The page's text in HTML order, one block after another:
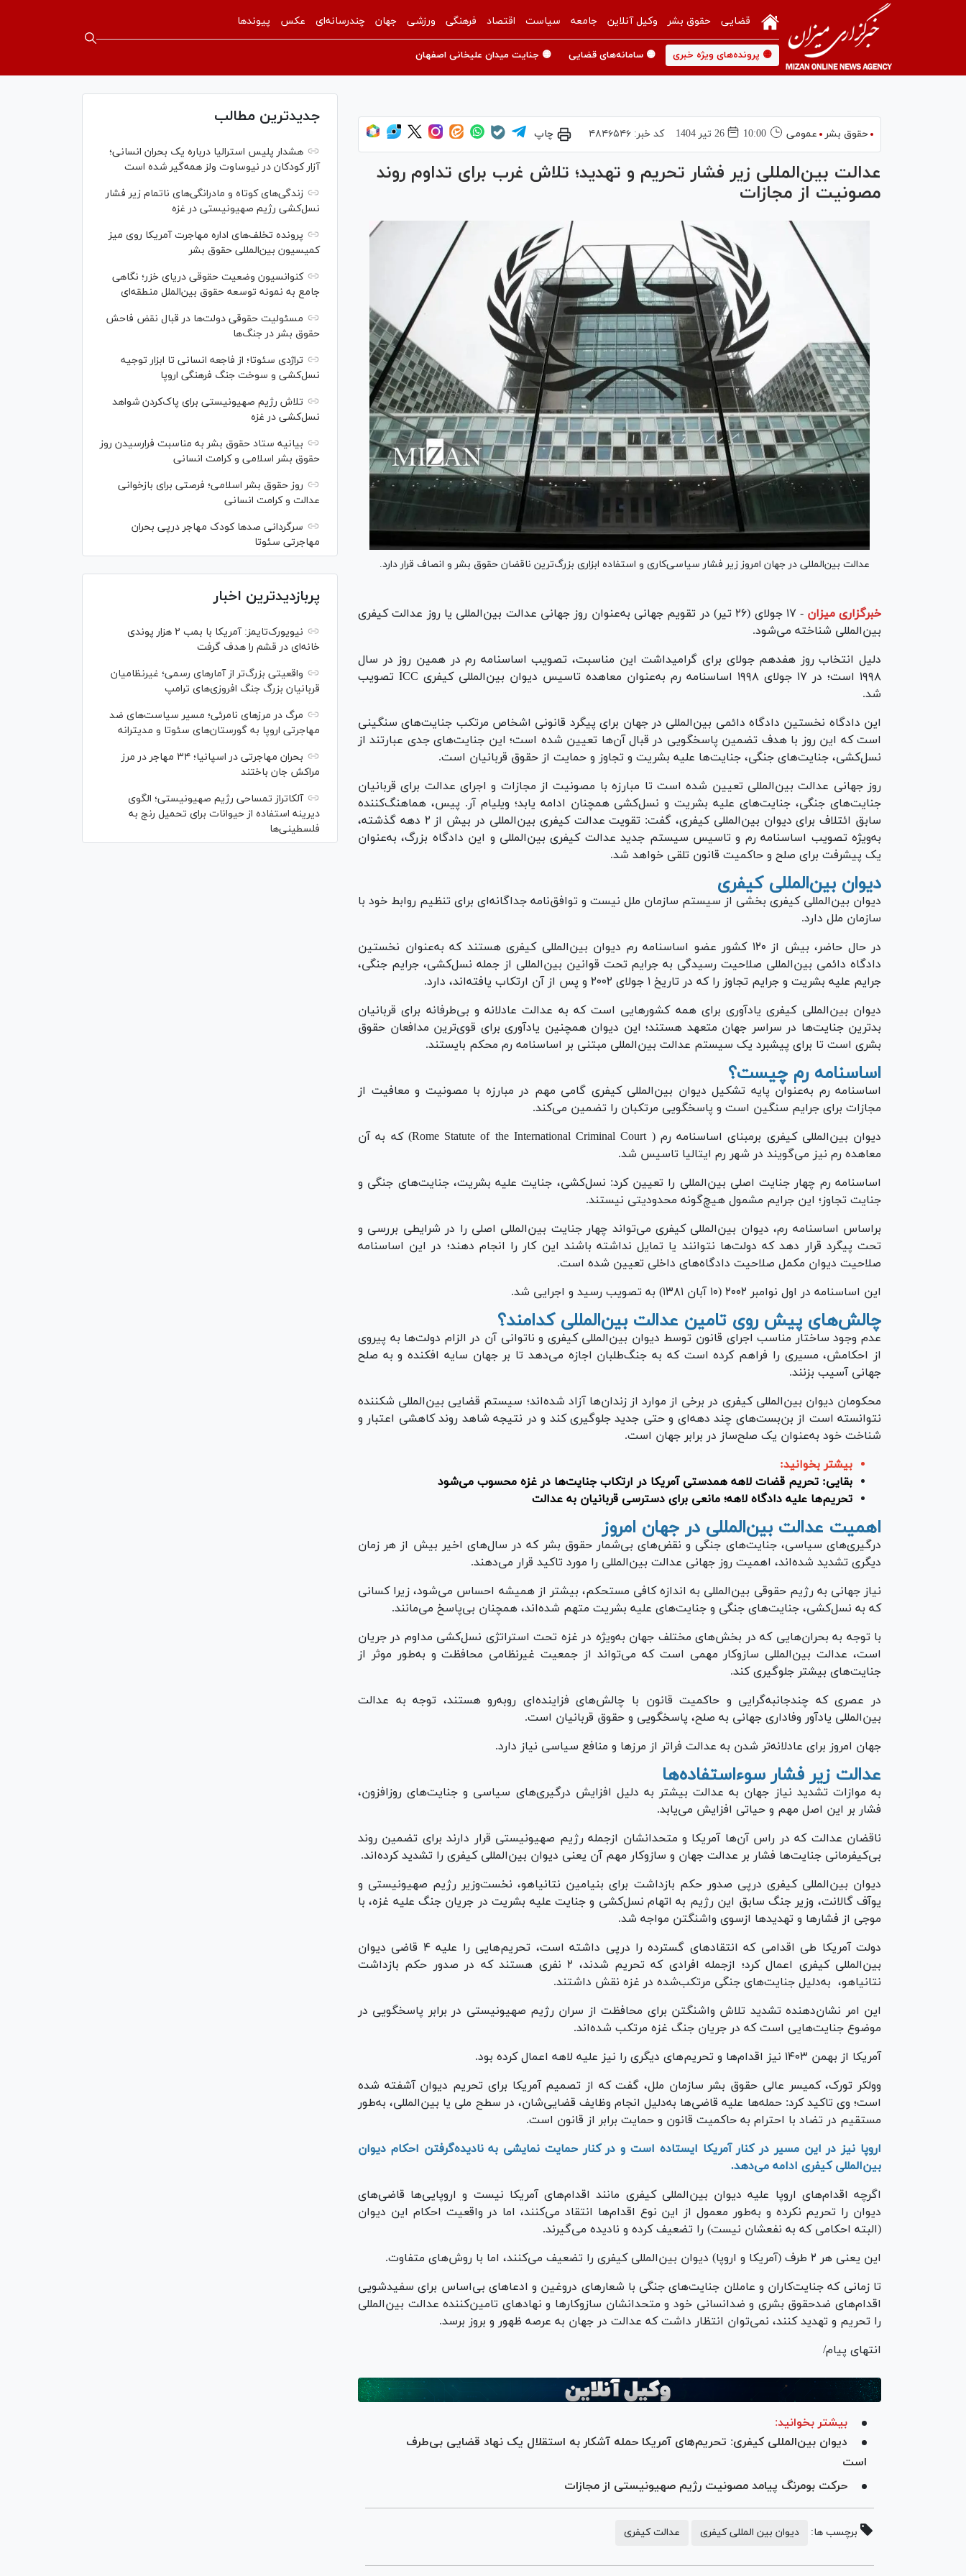
قضایی حقوق بشر وکیل آنلاین جامعه سیاست اقتصاد فرهنگی ورزشی جهان چندرسانه‌ای عکس پیوندها
🟡 پرونده‌های ویژه خبری 🟡 سامانه‌های قضایی 🟡 جنایت میدان علیخانی اصفهان
حقوق بشر عمومی 10:00 26 تير 1404 کد خبر:۴۸۴۶۵۴۶ چاپ
عدالت بین‌المللی زیر فشار تحریم و تهدید؛ تلاش غرب برای تداوم روند
مصونیت از مجازات
عدالت بین‌المللی در جهان امروز زیر فشار سیاسی‌کاری و استفاده ابزاری بزرگ‌ترین ناقضان حقوق بشر و انصاف قرار دارد.
خبرگزاری میزان -
۱۷ جولای (۲۶ تیر) در تقویم جهانی به‌عنوان روز جهانی عدالت بین‌المللی یا روز عدالت کیفری
بین‌المللی شناخته می‌شود.
دلیل انتخاب روز هفدهم جولای برای گرامیداشت این مناسبت، تصویب اساسنامه رم در همین روز در سال
۱۹۹۸ است؛ در ۱۷ جولای ۱۹۹۸ اساسنامه رم به‌عنوان معاهده تاسیس دیوان بین‌المللی کیفری ICC تصویب
شد.
این دادگاه نخستین دادگاه دائمی بین‌المللی در جهان برای پیگرد قانونی اشخاص مرتکب جنایت‌های سنگینی
است که این روز با هدف تضمین پاسخگویی در قبال آن‌ها تعیین شده است؛ این جنایت‌های جدی عبارتند از
نسل‌کشی، جنایت‌های جنگی، جنایت‌ها علیه بشریت و تجاوز و حمایت از حقوق قربانیان است.
روز جهانی عدالت بین‌المللی تعیین شده است تا مبارزه با مصونیت از مجازات و اجرای عدالت برای قربانیان
جنایت‌های جنگی، جنایت‌های علیه بشریت و نسل‌کشی همچنان ادامه یابد؛ ویلیام آر. پیس، هماهنگ‌کننده
سابق ائتلاف برای دیوان بین‌المللی کیفری، گفت: تقویت عدالت کیفری بین‌المللی در بیش از ۲ دهه گذشته،
به‌ویژه تصویب اساسنامه رم و تاسیس سیستم جدید عدالت کیفری بین‌المللی و این دادگاه بزرگ، به‌عنوان
یک پیشرفت برای صلح و حاکمیت قانون تلقی خواهد شد.
دیوان بین‌المللی کیفری
دیوان بین‌المللی کیفری بخشی از سیستم سازمان ملل نیست و توافق‌نامه جداگانه‌ای برای تنظیم روابط خود با
سازمان ملل دارد.
در حال حاضر، بیش از ۱۲۰ کشور عضو اساسنامه رم دیوان بین‌المللی کیفری هستند که به‌عنوان نخستین
دادگاه دائمی بین‌المللی صلاحیت رسیدگی به جرایم تحت قوانین بین‌المللی از جمله نسل‌کشی، جرایم جنگی،
جرایم علیه بشریت و جرایم تجاوز را که در تاریخ ۱ جولای ۲۰۰۲ و پس از آن ارتکاب یافته‌اند، دارد.
دیوان بین‌المللی کیفری یادآوری برای همه کشور‌هایی است که به عدالت عادلانه و بی‌طرفانه برای قربانیان
بدترین جنایت‌ها در سراسر جهان متعهد هستند؛ این دیوان همچنین یادآوری برای قوی‌ترین مدافعان حقوق
بشری است تا برای پیشبرد یک سیستم عدالت بین‌المللی مبتنی بر اساسنامه رم محکم بایستند.
اساسنامه رم چیست؟
اساسنامه رم به‌عنوان پایه تشکیل دیوان بین‌المللی کیفری گامی مهم در مبارزه با مصونیت و معافیت از
مجازات برای جرایم سنگین است و پاسخگویی مرتکبان را تضمین می‌کند.
دیوان بین‌المللی کیفری برمبنای اساسنامه رم ( Rome Statute of the International Criminal Court) که به آن
معاهده رم نیز می‌گویند در شهر رم ایتالیا تاسیس شد.
اساسنامه رم چهار جنایت اصلی بین‌المللی را تعیین کرد: نسل‌کشی، جنایت علیه بشریت، جنایت‌های جنگی و
جنایت تجاوز؛ این جرایم مشمول هیچ‌گونه محدودیتی نیستند.
براساس اساسنامه رم، دیوان بین‌المللی کیفری می‌تواند چهار جنایت بین‌المللی اصلی را در شرایطی بررسی و
تحت پیگرد قرار دهد که دولت‌ها نتوانند یا تمایل نداشته باشند این کار را انجام دهند؛ در این اساسنامه
صلاحیت دیوان مکمل صلاحیت دادگاه‌های داخلی تعیین شده است.
این اساسنامه در اول نوامبر ۲۰۰۲ (۱۰ آبان ۱۳۸۱) به تصویب رسید و اجرایی شد.
چالش‌های پیش روی تامین عدالت بین‌المللی کدامند؟
عدم وجود ساختار مناسب اجرای قانون توسط دیوان بین‌المللی کیفری و ناتوانی آن در الزام دولت‌ها به پیروی
از احکامش، مسیری را فراهم کرده است که به جنگ‌طلبان اجازه می‌دهد تا بر جهان سایه افکنده و به صلح
جهانی آسیب بزنند.
محکومان دیوان بین‌المللی کیفری در برخی از موارد از زندان‌ها آزاد شده‌اند؛ سیستم قضایی بین‌المللی شکننده
نتوانسته است از بن‌بست‌های چند دهه‌ای و حتی جدید جلوگیری کند و در نتیجه شاهد روند کاهشی اعتبار و
شناخت خود به‌عنوان یک صلح‌ساز در برابر جهان است.
بیشتر بخوانید:
بقایی: تحریم قضات لاهه همدستی آمریکا در ارتکاب جنایت‌ها در غزه محسوب می‌شود
تحریم‌ها علیه دادگاه لاهه؛ مانعی برای دسترسی قربانیان به عدالت
اهمیت عدالت بین‌المللی در جهان امروز
درگیری‌های سیاسی، جنایت‌های جنگی و نقض‌های بی‌شمار حقوق بشر که در سال‌های اخیر بیش از هر زمان
دیگری تشدید شده‌اند، اهمیت روز جهانی عدالت بین‌المللی را مورد تاکید قرار می‌دهند.
نیاز جهانی به رژیم حقوقی بین‌المللی به اندازه کافی مستحکم، بیشتر از همیشه احساس می‌شود، زیرا کسانی
که به نسل‌کشی، جنایت‌های جنگی و جنایت‌های علیه بشریت متهم شده‌اند، همچنان بی‌پاسخ می‌مانند.
با توجه به بحران‌هایی که در بخش‌های مختلف جهان به‌ویژه در غزه تحت استراتژی نسل‌کشی مداوم در جریان
است، عدالت بین‌المللی سازوکار مهمی است که می‌تواند از جمعیت غیرنظامی محافظت و به‌طور موثر از
جنایت‌های بیشتر جلوگیری کند.
در عصری که چندجانبه‌گرایی و حاکمیت قانون با چالش‌های فزاینده‌ای رو‌به‌رو هستند، توجه به عدالت
بین‌المللی یادآور وفاداری جهانی به صلح، پاسخگویی و حقوق قربانیان است.
جهان امروز برای عادلانه‌تر شدن به عدالت فراتر از مرز‌ها و منافع سیاسی نیاز دارد.
عدالت زیر فشار سوءاستفاده‌ها
به موازات تشدید نیاز جهان به عدالت بیشتر به دلیل افزایش درگیری‌های سیاسی و جنایت‌های روزافزون،
فشار بر این اصل مهم و حیاتی افزایش می‌یابد.
ناقضان عدالت که در راس آن‌ها آمریکا و متحدانشان ازجمله رژیم صهیونیستی قرار دارند برای تضمین روند
بی‌کیفرمانی جنایت‌ها فشار بر عدالت جهان و سازوکار مهم آن یعنی دیوان بین‌المللی کیفری را تشدید کرده‌اند.
دیوان بین‌المللی کیفری درپی صدور حکم بازداشت برای بنیامین نتانیاهو، نخست‌وزیر رژیم صهیونیستی و
یوآف گالانت، وزیر جنگ سابق این رژیم به اتهام نسل‌کشی و جنایت علیه بشریت در جریان جنگ علیه غزه، با
موجی از فشار‌ها و تهدید‌ها ازسوی واشنگتن مواجه شد.
دولت آمریکا طی اقدامی که انتقاد‌های گسترده را درپی داشته است، تحریم‌هایی را علیه ۴ قاضی دیوان
بین‌المللی کیفری اعمال کرد؛ ازجمله افرادی که تحریم شدند، ۲ نفری هستند که در صدور حکم بازداشت
نتانیاهو، به‌دلیل جنایت‌های جنگی مرتکب‌شده در غزه نقش داشتند.
این امر نشان‌دهنده تشدید تلاش واشنگتن برای محافظت از سران رژیم صهیونیستی در برابر پاسخگویی در
موضوع جنایت‌هایی است که در جریان جنگ غزه مرتکب شده‌اند.
آمریکا از بهمن ۱۴۰۳ نیز اقدام‌ها و تحریم‌های دیگری را نیز علیه لاهه اعمال کرده بود.
وولکر تورک، کمیسر عالی حقوق بشر سازمان ملل، گفت که از تصمیم آمریکا برای تحریم دیوان آشفته شده
است؛ وی تاکید کرد: حمله‌ها علیه قاضی‌ها به‌دلیل انجام وظایف قضایی‌شان، در سطح ملی یا بین‌المللی، به‌طور
مستقیم در تضاد با احترام به حاکمیت قانون و حمایت برابر از قانون است.
اروپا نیز در این مسیر در کنار آمریکا ایستاده است و در کنار حمایت نمایشی به نادیده‌گرفتن احکام دیوان
بین‌المللی کیفری ادامه می‌دهد.
اگرچه اقدام‌های اروپا علیه دیوان بین‌المللی کیفری مانند اقدام‌های آمریکا نیست و اروپایی‌ها قاضی‌های
دیوان را تحریم نکرده و به‌طور معمول از این نوع اقدام‌ها انتقاد می‌کنند، اما در واقعیت احکام این دیوان
(البته احکامی که به نفعشان نیست) را تضعیف کرده و نادیده می‌گیرند.
این یعنی هر ۲ طرف (آمریکا و اروپا) دیوان بین‌المللی کیفری را تضعیف می‌کنند، اما با روش‌های متفاوت.
تا زمانی که جنایت‌کاران و عاملان جنایت‌های جنگی با شعار‌های دروغین و ادعا‌های بی‌اساس برای سفیدشویی
اقدام‌های ضدحقوق بشری و ضدانسانی خود و متحدانشان سازوکار‌ها و نهاد‌های تامین‌کننده عدالت بین‌المللی
را تحریم و تهدید کنند، نمی‌توان انتظار داشت که عدالت در جهان به عرصه ظهور و بروز برسد.
انتهای پیام/
بیشتر بخوانید:
دیوان بین‌المللی کیفری: تحریم‌های آمریکا حمله آشکار به استقلال یک نهاد قضایی بی‌طرف
است
حرکت بومرنگ پیامد مصونیت رژیم صهیونیستی از مجازات
برچسب ها: دیوان بین المللی کیفری عدالت کیفری
جدیدترین مطالب
هشدار پلیس استرالیا درباره یک بحران انسانی؛
آزار کودکان در نیوساوت ولز همه‌گیر شده است
زندگی‌های کوتاه و مادرانگی‌های ناتمام زیر فشار
نسل‌کشی رژیم صهیونیستی در غزه
پرونده تخلف‌های اداره مهاجرت آمریکا روی میز
کمیسیون بین‌المللی حقوق بشر
کنوانسیون وضعیت حقوقی دریای خزر؛ نگاهی
جامع به نمونه توسعه حقوق بین‌الملل منطقه‌ای
مسئولیت حقوقی دولت‌ها در قبال نقض‌ فاحش
حقوق بشر در جنگ‌ها
تراژدی سئوتا؛ از فاجعه انسانی تا ابزار توجیه
نسل‌کشی و سوخت جنگ فرهنگی اروپا
تلاش رژیم صهیونیستی برای پاک‌کردن شواهد
نسل‌کشی در غزه
بیانیه ستاد حقوق بشر به مناسبت فرارسیدن روز
حقوق بشر اسلامی و کرامت انسانی
روز حقوق بشر اسلامی؛ فرصتی برای بازخوانی
عدالت و کرامت انسانی
سرگردانی صد‌ها کودک مهاجر درپی بحران
مهاجرتی سئوتا
پربازدیدترین اخبار
نیویورک‌تایمز: آمریکا با بمب ۲ هزار پوندی
خانه‌ای در قشم را هدف گرفت
واقعیتی بزرگ‌تر از آمار‌های رسمی؛ غیرنظامیان
قربانیان بزرگ جنگ افروزی‌های ترامپ
مرگ در مرز‌های نامرئی؛ مسیر سیاست‌های ضد
مهاجرتی اروپا به گورستان‌های سئوتا و مدیترانه
بحران مهاجرتی در اسپانیا؛ ۳۴ مهاجر در مرز
مراکش جان باختند
آلکاتراز تمساحی رژیم صهیونیستی؛ الگوی
دیرینه استفاده از حیوانات برای تحمیل رنج به
فلسطینی‌ها